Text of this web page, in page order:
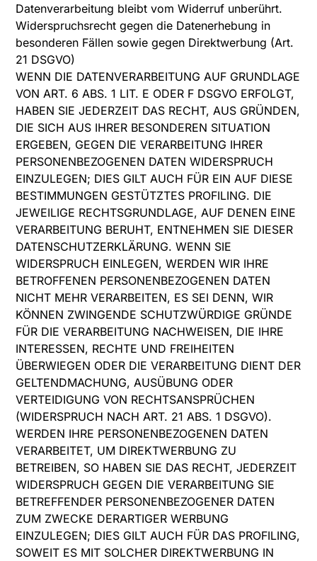
Datenverarbeitung bleibt vom Widerruf unberührt.
Widerspruchsrecht gegen die Datenerhebung in
besonderen Fällen sowie gegen Direktwerbung (Art.
21 DSGVO)
WENN DIE DATENVERARBEITUNG AUF GRUNDLAGE
VON ART. 6 ABS. 1 LIT. E ODER F DSGVO ERFOLGT,
HABEN SIE JEDERZEIT DAS RECHT, AUS GRÜNDEN,
DIE SICH AUS IHRER BESONDEREN SITUATION
ERGEBEN, GEGEN DIE VERARBEITUNG IHRER
PERSONENBEZOGENEN DATEN WIDERSPRUCH
EINZULEGEN; DIES GILT AUCH FÜR EIN AUF DIESE
BESTIMMUNGEN GESTÜTZTES PROFILING. DIE
JEWEILIGE RECHTSGRUNDLAGE, AUF DENEN EINE
VERARBEITUNG BERUHT, ENTNEHMEN SIE DIESER
DATENSCHUTZERKLÄRUNG. WENN SIE
WIDERSPRUCH EINLEGEN, WERDEN WIR IHRE
BETROFFENEN PERSONENBEZOGENEN DATEN
NICHT MEHR VERARBEITEN, ES SEI DENN, WIR
KÖNNEN ZWINGENDE SCHUTZWÜRDIGE GRÜNDE
FÜR DIE VERARBEITUNG NACHWEISEN, DIE IHRE
INTERESSEN, RECHTE UND FREIHEITEN
ÜBERWIEGEN ODER DIE VERARBEITUNG DIENT DER
GELTENDMACHUNG, AUSÜBUNG ODER
VERTEIDIGUNG VON RECHTSANSPRÜCHEN
(WIDERSPRUCH NACH ART. 21 ABS. 1 DSGVO).
WERDEN IHRE PERSONENBEZOGENEN DATEN
VERARBEITET, UM DIREKTWERBUNG ZU
BETREIBEN, SO HABEN SIE DAS RECHT, JEDERZEIT
WIDERSPRUCH GEGEN DIE VERARBEITUNG SIE
BETREFFENDER PERSONENBEZOGENER DATEN
ZUM ZWECKE DERARTIGER WERBUNG
EINZULEGEN; DIES GILT AUCH FÜR DAS PROFILING,
SOWEIT ES MIT SOLCHER DIREKTWERBUNG IN